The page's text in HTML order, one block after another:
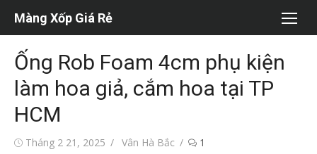
dung
Màng Xốp Giá Rẻ
Ống Rob Foam 4cm phụ kiện
làm hoa giả, cắm hoa tại TP
HCM
ĐăngTháng 2 21, 2025
Tác
Vân Hà Bắc 1